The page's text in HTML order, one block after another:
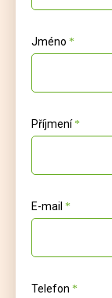
Jméno
Příjmení
E-mail
Telefon